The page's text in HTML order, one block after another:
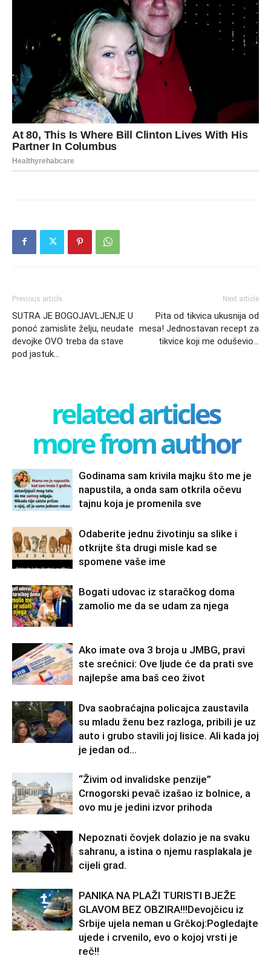
Previous article
SUTRA JE BOGOJAVLJENJE U
ponoć zamislite želju, neudate
devojke OVO treba da stave
pod jastuk…
Next article
Pita od tikvica ukusnija od
mesa! Jednostavan recept za
tikvice koji me oduševio…
related articles
more from author
Godinama sam krivila majku što me je
napustila, a onda sam otkrila očevu
tajnu koja je promenila sve
Odaberite jednu životinju sa slike i
otkrijte šta drugi misle kad se
spomene vaše ime
Bogati udovac iz staračkog doma
zamolio me da se udam za njega
Ako imate ova 3 broja u JMBG, pravi
ste srećnici: Ove ljude će da prati sve
najlepše ama baš ceo život
Dva saobraćajna policajca zaustavila
su mladu ženu bez razloga, pribili je uz
auto i grubo stavili joj lisice. Ali kada joj
je jedan od...
“Živim od invalidske penzije”
Crnogorski pevač izašao iz bolnice, a
ovo mu je jedini izvor prihoda
Nepoznati čovjek dolazio je na svaku
sahranu, a istina o njemu rasplakala je
cijeli grad.
PANIKA NA PLAŽI TURISTI BJEŽE
GLAVOM BEZ OBZIRA!!!Devojčicu iz
Srbije ujela neman u Grčkoj:Pogledajte
ujede i crvenilo, evo o kojoj vrsti je
reč!!